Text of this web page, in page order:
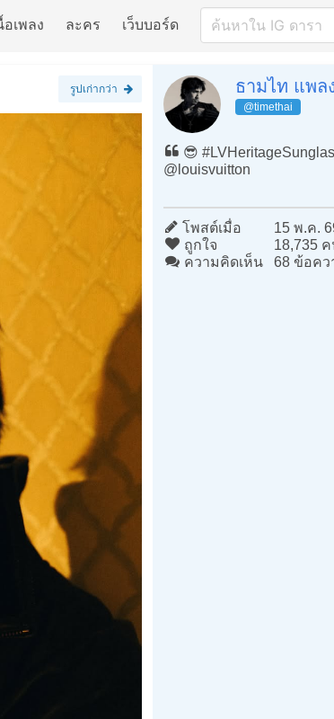
อเพลง ละคร เว็บบอร์ด
รูปเก่ากว่า ธามไท แพล
@timethai
😎
@louisvuitton
โพสต์เมื่อ
15 พ.ค.
ถูกใจ
18,735
ความคิดเห็น
68 ข้อคว